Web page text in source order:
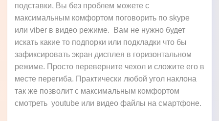
подставки, Вы без проблем можете с
максимальным комфортом поговорить по skype
или viber в видео режиме. Вам не нужно будет
искать какие то подпорки или подкладки что бы
зафиксировать экран дисплея в горизонтальном
режиме. Просто переверните чехол и сложите его в
месте перегиба. Практически любой угол наклона
так же позволит с максимальным комфортом
смотреть youtube или видео файлы на смартфоне.